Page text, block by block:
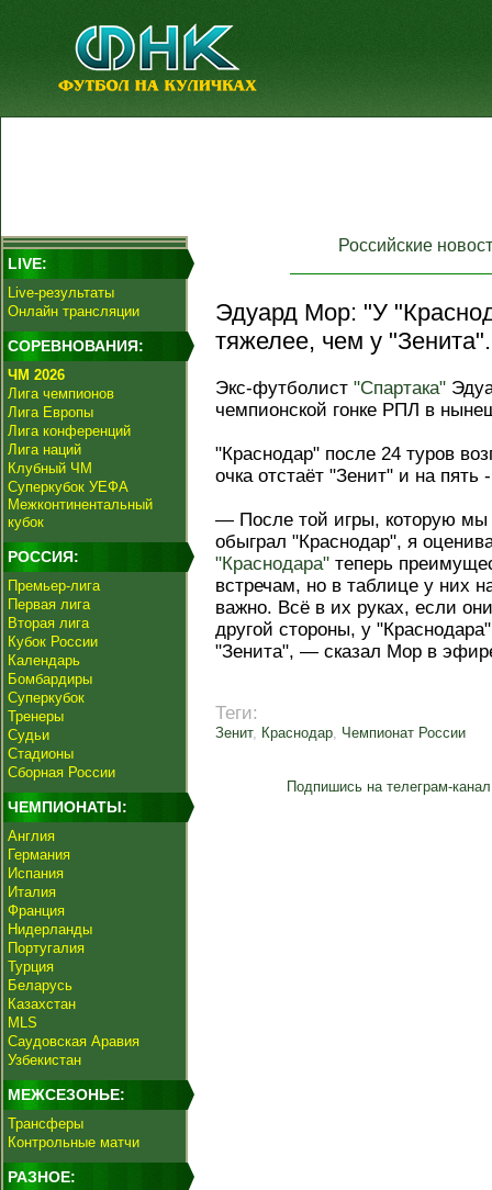
LIVE:
Live-результаты
Онлайн трансляции
СОРЕВНОВАНИЯ:
ЧМ 2026
Лига чемпионов
Лига Европы
Лига конференций
Лига наций
Клубный ЧМ
Суперкубок УЕФА
Межконтинентальный
кубок
РОССИЯ:
Премьер-лига
Первая лига
Вторая лига
Кубок России
Календарь
Бомбардиры
Суперкубок
Тренеры
Судьи
Стадионы
Сборная России
ЧЕМПИОНАТЫ:
Англия
Германия
Испания
Италия
Франция
Нидерланды
Португалия
Турция
Беларусь
Казахстан
MLS
Саудовская Аравия
Узбекистан
МЕЖСЕЗОНЬЕ:
Трансферы
Контрольные матчи
РАЗНОЕ:
Российские
Эдуард Мор: "У
тяжелее, чем у "Зенита".
Экс-футболист "Спартака"
чемпионской гонке РПЛ в
"Краснодар" после 24 туров
очка отстаёт "Зенит" и на
— После той игры, которую мы
обыграл "Краснодар", я
"Краснодара" теперь
встречам, но в таблице у них
важно. Всё в их руках, если
другой стороны, у
"Зенита", — сказал Мор в
Теги:
Зенит, Краснодар, Чемпионат России
Подпишись на телеграм-